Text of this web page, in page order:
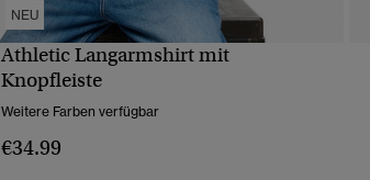
NEU
SCHNELLANSICHT
Athletic Langarmshirt mit
Knopfleiste
Weitere Farben verfügbar
€34.99